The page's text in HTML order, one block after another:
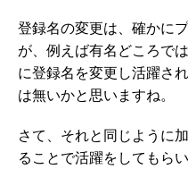
登録名の変更は、確かに
が、例えば有名どころで
に登録名を変更し活躍さ
は無いかと思いますね。
さて、それと同じように
ることで活躍をしてもら